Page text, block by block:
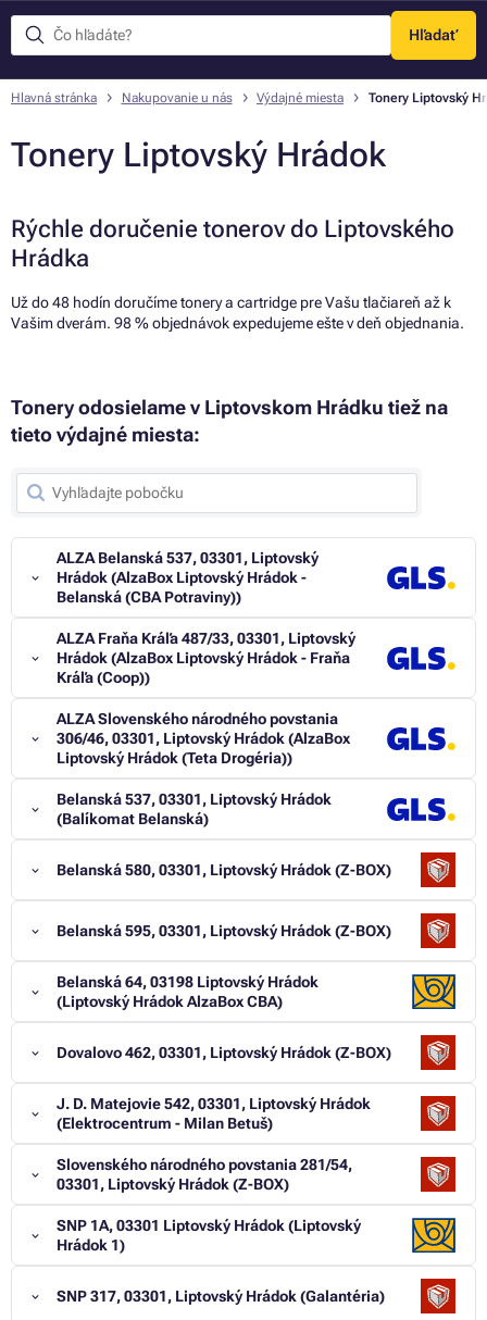
Hľadať
Menu
Hlavná stránka Nakupovanie u nás Výdajné miesta Tonery Liptovský
Tonery Liptovský Hrádok
Rýchle doručenie tonerov do Liptovského
Hrádka
Už do 48 hodín doručíme tonery a cartridge pre Vašu tlačiareň až k
Vašim dverám. 98 % objednávok expedujeme ešte v deň objednania.
Tonery odosielame v Liptovskom Hrádku tiež na
tieto výdajné miesta:
ALZA Belanská 537, 03301, Liptovský
Hrádok (AlzaBox Liptovský Hrádok -
Belanská (CBA Potraviny))
ALZA Fraňa Kráľa 487/33, 03301, Liptovský
Hrádok (AlzaBox Liptovský Hrádok - Fraňa
Kráľa (Coop))
ALZA Slovenského národného povstania
306/46, 03301, Liptovský Hrádok (AlzaBox
Liptovský Hrádok (Teta Drogéria))
Belanská 537, 03301, Liptovský Hrádok
(Balíkomat Belanská)
Belanská 580, 03301, Liptovský Hrádok (Z-BOX)
Belanská 595, 03301, Liptovský Hrádok (Z-BOX)
Belanská 64, 03198 Liptovský Hrádok
(Liptovský Hrádok AlzaBox CBA)
Dovalovo 462, 03301, Liptovský Hrádok (Z-BOX)
J. D. Matejovie 542, 03301, Liptovský Hrádok
(Elektrocentrum - Milan Betuš)
Slovenského národného povstania 281/54,
03301, Liptovský Hrádok (Z-BOX)
SNP 1A, 03301 Liptovský Hrádok (Liptovský
Hrádok 1)
SNP 317, 03301, Liptovský Hrádok (Galantéria)